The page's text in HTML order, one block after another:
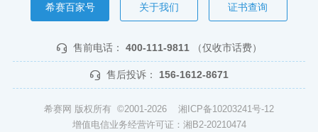
希赛百家号 关于我们 证书查询
售前电话： 400-111-9811 （仅收市话费）
售后投诉： 156-1612-8671
希赛网 版权所有 ©2001-2026 湘ICP备10203241号-12
增值电信业务经营许可证：湘B2-20210474